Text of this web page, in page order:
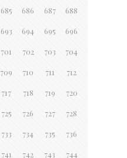
685 686 687 688
693 694 695 696
701 702 703 704
709 710 711 712
717 718 719 720
725 726 727 728
733 734 735 736
741 742 743 744